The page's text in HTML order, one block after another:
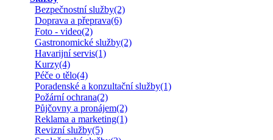
Bezpečnostní služby(2)
Doprava a přeprava(6)
Foto - video(2)
Gastronomické služby(2)
Havarijní servis(1)
Kurzy(4)
Péče o tělo(4)
Poradenské a konzultační služby(1)
Požární ochrana(2)
Půjčovny a pronájem(2)
Reklama a marketing(1)
Revizní služby(5)